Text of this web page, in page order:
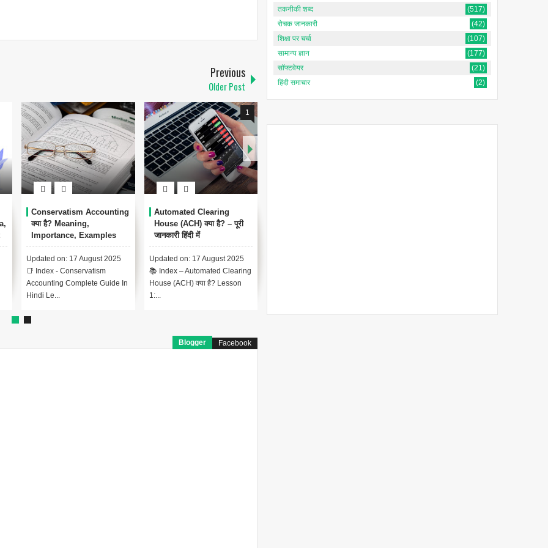
Previous
Older Post
Financial Statement
Analysis क्या है?
वित्तीय विवरण विश्लेषण क्या है? [What
is Financial Statement
Analysis? In Hindi]वित्तीय विवरण
विश्ले...
Financial Statements क्या
हैं?
वित्तीय विवरण: व्यापक अवलोकन
[Financial Statements:
Comprehensive Overview, In
Hindi]परिभाषा [Defini...
Blogger Facebook
तकनीकी शब्द
(517)
रोचक जानकारी
(42)
शिक्षा पर चर्चा
(107)
सामान्य ज्ञान
(177)
सॉफ्टवेयर
(21)
हिंदी समाचार
(2)